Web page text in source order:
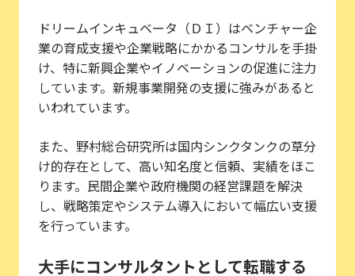
ドリームインキュベータ（ＤＩ）はベンチャー企
業の育成支援や企業戦略にかかるコンサルを手掛
け、特に新興企業やイノベーションの促進に注力
しています。新規事業開発の支援に強みがあると
いわれています。
また、野村総合研究所は国内シンクタンクの草分
け的存在として、高い知名度と信頼、実績をほこ
ります。民間企業や政府機関の経営課題を解決
し、戦略策定やシステム導入において幅広い支援
を行っています。
大手にコンサルタントとして転職する